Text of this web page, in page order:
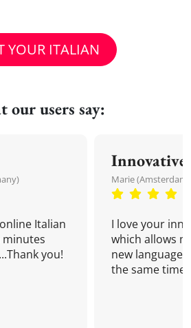
YOUR ITALIAN
our users say:
Italian
minutes
you!
Innovative
Marie
I love your
which allows
new language
the same time!